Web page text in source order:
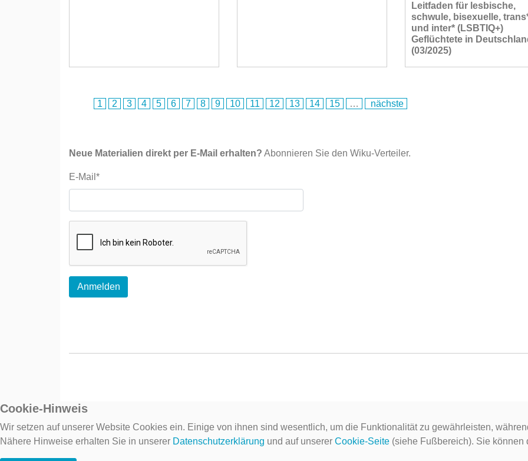
Leitfaden für lesbische,
schwule, bisexuelle,
und inter* (LSBTIQ+)
Geflüchtete in
(03/2025)
1 2 3 4 5 6 7 8 9 10 11 12 13 14 15 … nächste
Neue Materialien direkt per E-Mail erhalten? Abonnieren Sie den Wiku-Verteiler.
E-Mail*
Cookie-Hinweis
Wir setzen auf unserer Website Cookies ein. Einige von ihnen sind wesentlich, um die Funktionalität zu gewährleisten,
Nähere Hinweise erhalten Sie in unserer Datenschutzerklärung und auf unserer Cookie-Seite (siehe Fußbereich). Sie